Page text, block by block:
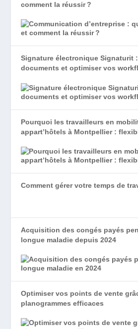
comment la réussir ?
Signature électronique Signaturit
documents et optimiser vos
Pourquoi les travailleurs en
appart’hôtels à Montpellier :
Comment gérer votre temps de
Acquisition des congés payés
longue maladie depuis 2024
Optimiser vos points de vente
planogrammes efficaces